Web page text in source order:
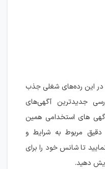
در این رده‌های شغلی جذب
جدیدترین آگهی‌های
های استخدامی همین
مربوط به شرایط و
تا شانس خود را برای
دهید.